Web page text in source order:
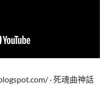
· 死魂曲神話